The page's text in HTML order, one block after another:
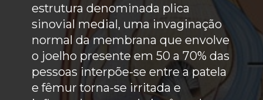
estrutura denominada plica
sinovial medial, uma invaginação
normal da membrana que envolve
o joelho presente em 50 a 70% das
pessoas interpõe-se entre a patela
e fêmur torna-se irritada e